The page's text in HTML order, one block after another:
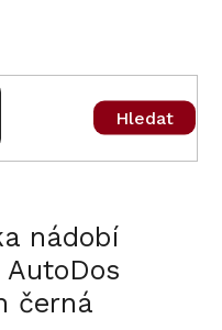
Hledat
nádobí
AutoDos
černá